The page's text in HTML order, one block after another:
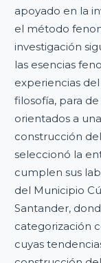
apoyado en la
el método
investigación
las esencias
experiencias
filosofía, para
orientados a
construcción
seleccionó la
cumplen sus
del Municipio
Santander,
categorización
cuyas